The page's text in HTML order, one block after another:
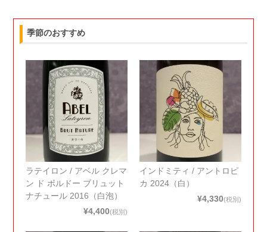
季節のおすすめ
ラテイロン / アベル クレマ
ン ド ボルドー ブリュット
ナチュール 2016（白泡）
¥4,400(税別)
インドミティ / アントロピ
カ 2024（白）
¥4,330(税別)